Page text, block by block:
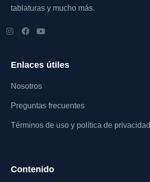
tablaturas y mucho más.
Enlaces útiles
Nosotros
Preguntas frecuentes
Términos de uso y política de privacidad
Contenido